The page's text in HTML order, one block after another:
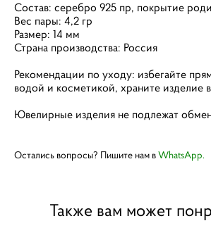
Состав: серебро 925 пр, покрытие
Вес пары: 4,2 гр
Размер: 14 мм
Страна производства: Россия
Рекомендации по уходу: избегайте
водой и косметикой, храните изделие
Ювелирные изделия не подлежат
Остались вопросы? Пишите нам вWhatsApp.
Также вам может